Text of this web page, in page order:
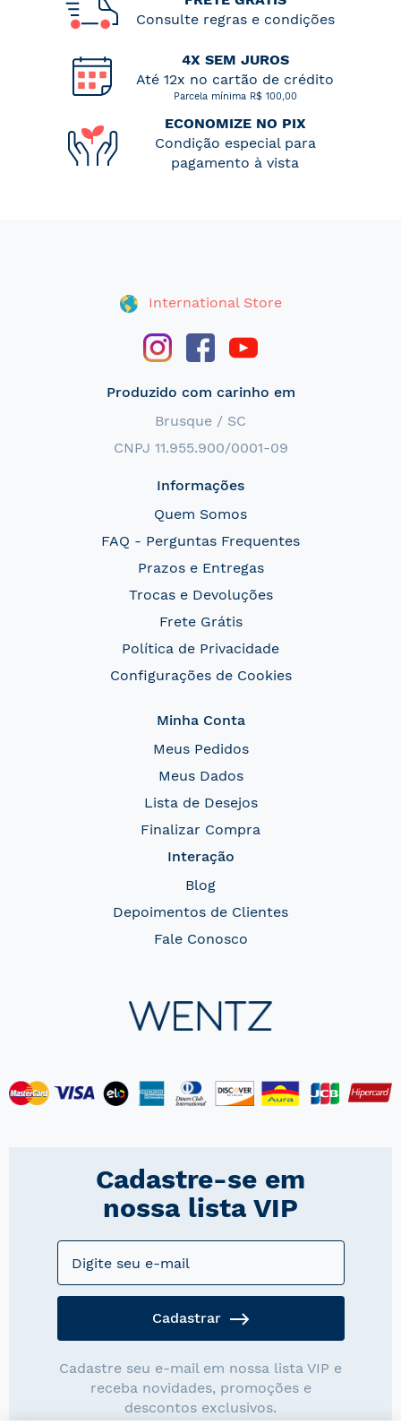
Consulte regras e condições
4X SEM JUROS
Até 12x no cartão de crédito
Parcela mínima R$ 100,00
ECONOMIZE NO PIX
Condição especial para
pagamento à vista
International Store
Produzido com carinho em
Brusque / SC
CNPJ 11.955.900/0001-09
Informações
Quem Somos
FAQ - Perguntas Frequentes
Prazos e Entregas
Trocas e Devoluções
Frete Grátis
Política de Privacidade
Configurações de Cookies
Minha Conta
Meus Pedidos
Meus Dados
Lista de Desejos
Finalizar Compra
Interação
Blog
Depoimentos de Clientes
Fale Conosco
Cadastre-se em
nossa lista VIP
Cadastrar
Cadastre seu e-mail em nossa lista VIP e
receba novidades, promoções e
descontos exclusivos.